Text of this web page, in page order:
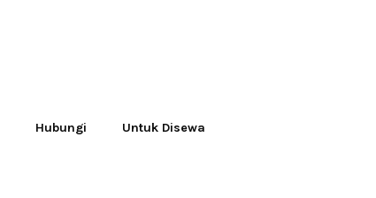
Hubungi Untuk Disewa